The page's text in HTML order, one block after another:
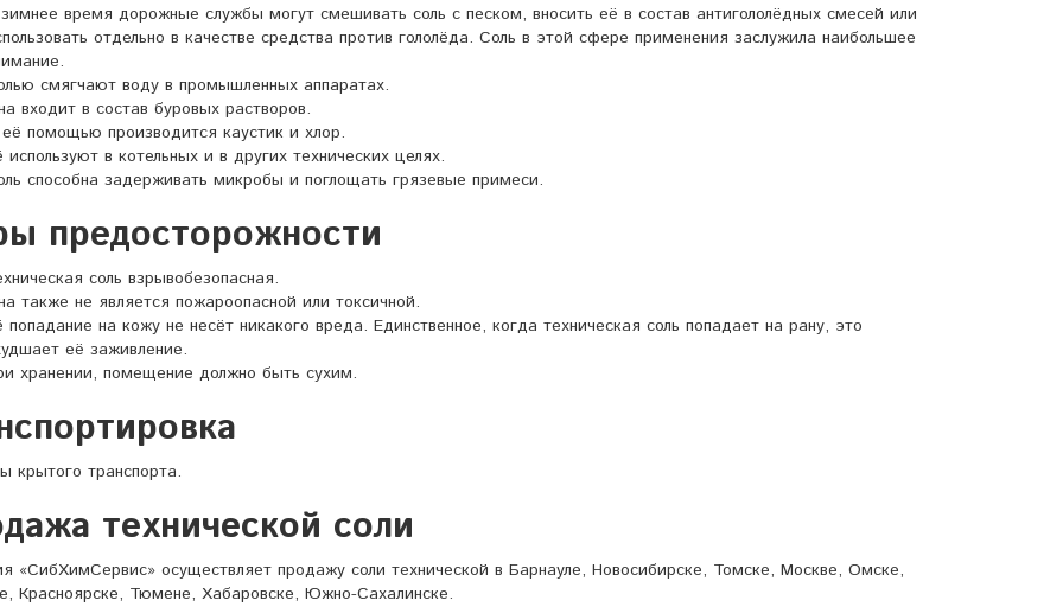
время дорожные службы могут смешивать соль с песком, вносить её в состав антигололёдных смесей или
отдельно в качестве средства против гололёда. Соль в этой сфере применения заслужила наибольшее
смягчают воду в промышленных аппаратах.
входит в состав буровых растворов.
помощью производится каустик и хлор.
используют в котельных и в других технических целях.
способна задерживать микробы и поглощать грязевые примеси.
предосторожности
соль взрывобезопасная.
также не является пожароопасной или токсичной.
попадание на кожу не несёт никакого вреда. Единственное, когда техническая соль попадает на рану, это
её заживление.
хранении, помещение должно быть сухим.
крытого транспорта.
технической соли
«СибХимСервис» осуществляет продажу соли технической в Барнауле, Новосибирске, Томске, Москве, Омске,
Красноярске, Тюмене, Хабаровске, Южно-Сахалинске.